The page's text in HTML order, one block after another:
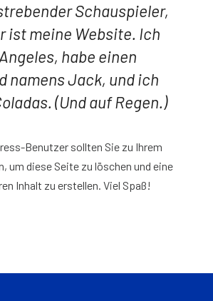
Schauspieler,
ist meine Website. Ich
habe einen
namens Jack, und ich
(Und auf Regen.)
Benutzer sollten Sie zu Ihrem
um diese Seite zu löschen und eine
Inhalt zu erstellen. Viel Spaß!